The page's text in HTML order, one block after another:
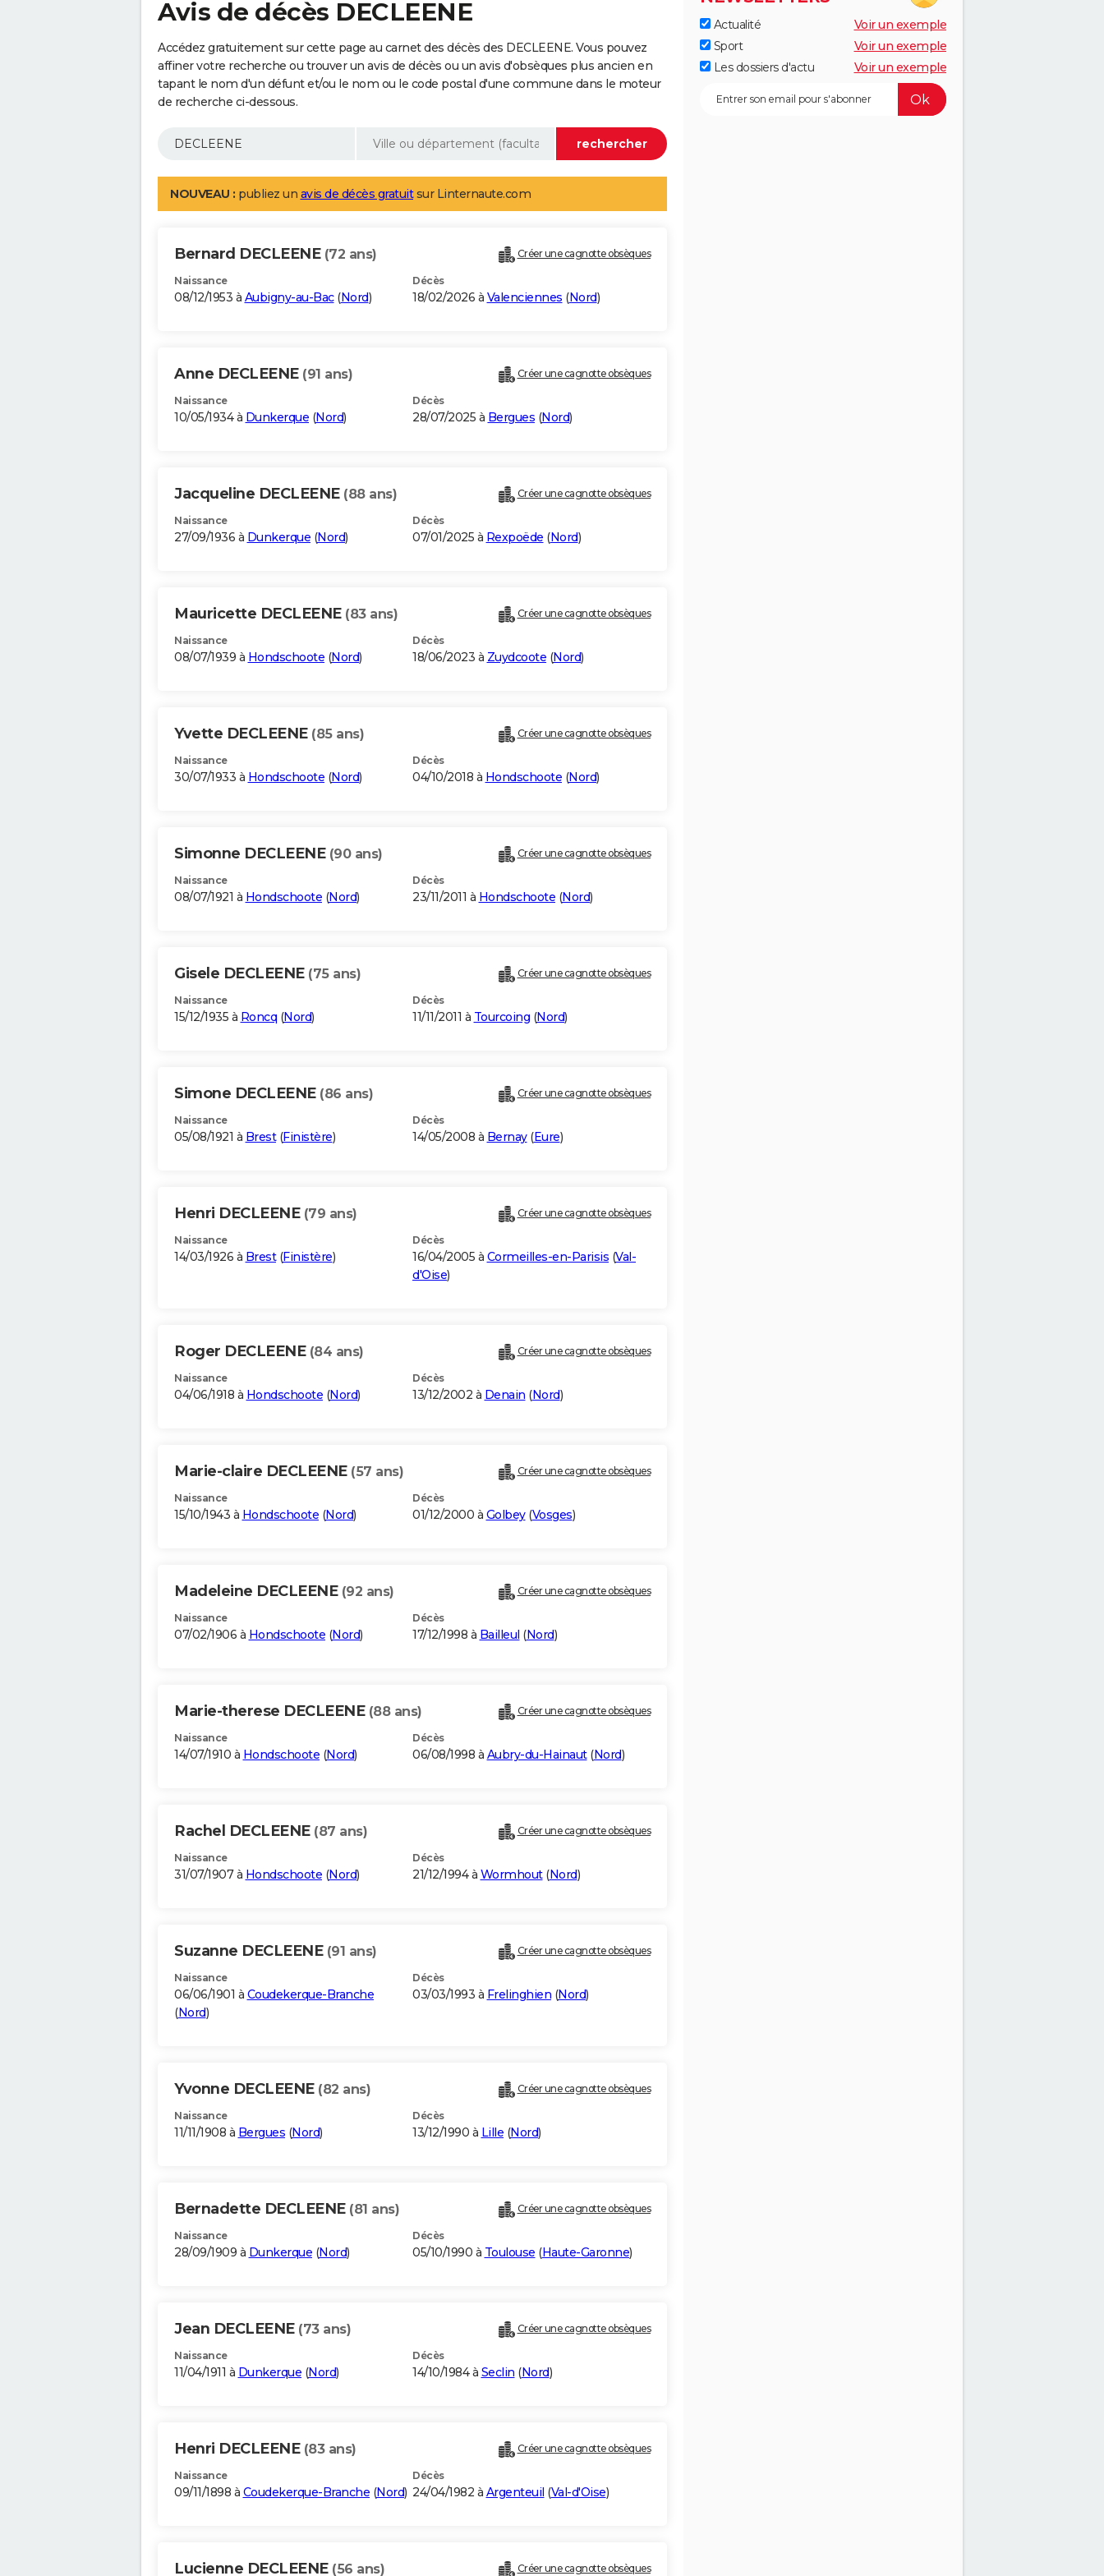
Avis de décès DECLEENE
Accédez gratuitement sur cette page au carnet des décès des DECLEENE. Vous pouvez
affiner votre recherche ou trouver un avis de décès ou un avis d'obsèques plus ancien en
tapant le nom d'un défunt et/ou le nom ou le code postal d'une commune dans le moteur
de recherche ci-dessous.
NOUVEAU : publiez un avis de décès gratuitsur Linternaute.com
Bernard DECLEENE (72 ans) Créer une cagnotte obsèques
Naissance
08/12/1953 à Aubigny-au-Bac(Nord)
Décès
18/02/2026 à Valenciennes (Nord)
Anne DECLEENE (91 ans) Créer une cagnotte obsèques
Naissance
10/05/1934 à Dunkerque (Nord)
Décès
28/07/2025 à Bergues (Nord)
Jacqueline DECLEENE (88 ans) Créer une cagnotte obsèques
Naissance
27/09/1936 à Dunkerque (Nord)
Décès
07/01/2025 à Rexpoëde (Nord)
Mauricette DECLEENE (83 ans) Créer une cagnotte obsèques
Naissance
08/07/1939 à Hondschoote (Nord)
Décès
18/06/2023 à Zuydcoote (Nord)
Yvette DECLEENE (85 ans) Créer une cagnotte obsèques
Naissance
30/07/1933 à Hondschoote (Nord)
Décès
04/10/2018 à Hondschoote (Nord)
Simonne DECLEENE (90 ans) Créer une cagnotte obsèques
Naissance
08/07/1921 à Hondschoote (Nord)
Décès
23/11/2011 à Hondschoote (Nord)
Gisele DECLEENE (75 ans) Créer une cagnotte obsèques
Naissance
15/12/1935 à Roncq (Nord)
Décès
11/11/2011 à Tourcoing (Nord)
Simone DECLEENE (86 ans) Créer une cagnotte obsèques
Naissance
05/08/1921 à Brest(Finistère)
Décès
14/05/2008 à Bernay(Eure)
Henri DECLEENE (79 ans) Créer une cagnotte obsèques
Naissance
14/03/1926 à Brest(Finistère)
Décès
16/04/2005 à Cormeilles-en-Parisis (Val-
d'Oise)
Roger DECLEENE (84 ans) Créer une cagnotte obsèques
Naissance
04/06/1918 à Hondschoote (Nord)
Décès
13/12/2002 à Denain (Nord)
Marie-claire DECLEENE (57 ans) Créer une cagnotte obsèques
Naissance
15/10/1943 à Hondschoote (Nord)
Décès
01/12/2000 à Golbey(Vosges)
Madeleine DECLEENE (92 ans) Créer une cagnotte obsèques
Naissance
07/02/1906 à Hondschoote (Nord)
Décès
17/12/1998 à Bailleul (Nord)
Marie-therese DECLEENE (88 ans) Créer une cagnotte obsèques
Naissance
14/07/1910 à Hondschoote (Nord)
Décès
06/08/1998 à Aubry-du-Hainaut(Nord)
Rachel DECLEENE (87 ans) Créer une cagnotte obsèques
Naissance
31/07/1907 à Hondschoote (Nord)
Décès
21/12/1994 à Wormhout(Nord)
Suzanne DECLEENE (91 ans) Créer une cagnotte obsèques
Naissance
06/06/1901 à Coudekerque-Branche
(Nord)
Décès
03/03/1993 à Frelinghien (Nord)
Yvonne DECLEENE (82 ans) Créer une cagnotte obsèques
Naissance
11/11/1908 à Bergues (Nord)
Décès
13/12/1990 à Lille (Nord)
Bernadette DECLEENE (81 ans) Créer une cagnotte obsèques
Naissance
28/09/1909 à Dunkerque (Nord)
Décès
05/10/1990 à Toulouse (Haute-Garonne)
Jean DECLEENE (73 ans) Créer une cagnotte obsèques
Naissance
11/04/1911 à Dunkerque (Nord)
Décès
14/10/1984 à Seclin (Nord)
Henri DECLEENE (83 ans) Créer une cagnotte obsèques
Naissance
09/11/1898 à Coudekerque-Branche (Nord)
Décès
24/04/1982 à Argenteuil (Val-d'Oise)
Lucienne DECLEENE (56 ans) Créer une cagnotte obsèques
Actualité
Voir un exemple
Sport
Voir un exemple
Les dossiers d'actu
Voir un exemple